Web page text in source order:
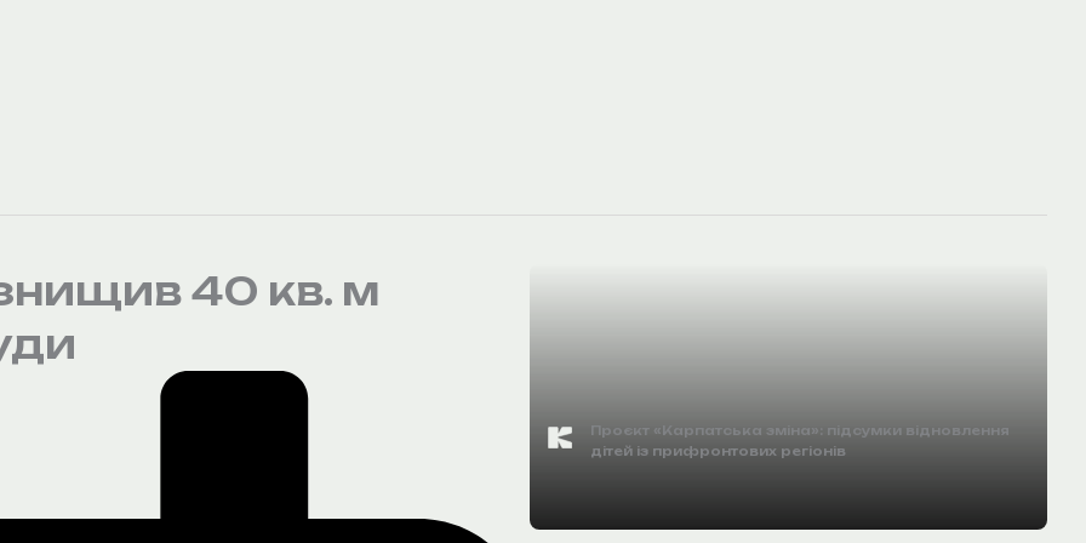
40 кв. м
Проєкт «Карпатська зміна»: підсумки відновлення
дітей із прифронтових регіонів